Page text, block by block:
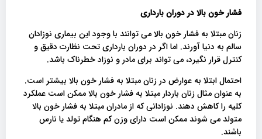
فشار خون بالا در دوران بارداری
زنان مبتلا به فشار خون بالا می توانند با وجود این بیماری نوزادان
سالم به دنیا آورند. اما اگر در دوران بارداری تحت نظارت دقیق و
کنترل قرار نگیرد، می تواند برای مادر و نوزاد خطرناک باشد.
احتمال ابتلا به عوارض در زنان مبتلا به فشار خون بالا بیشتر است.
به عنوان مثال زنان باردار مبتلا به فشار خون بالا ممکن است عملکرد
کلیه را کاهش دهند. نوزادانی که از مادران مبتلا به فشار خون بالا
متولد می شوند ممکن است دارای وزن کم هنگام تولد یا نارس
باشند.